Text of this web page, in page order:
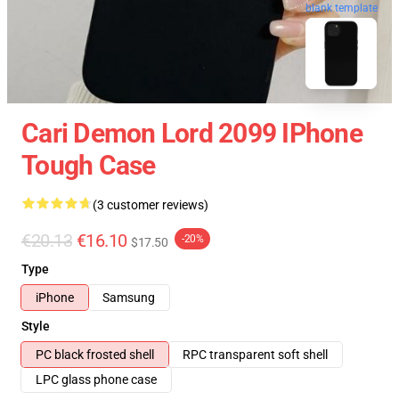
blank template
Cari Demon Lord 2099 IPhone
Tough Case
(3 customer reviews)
€20.13 €16.10 $17.50 -20%
Type
iPhone
Samsung
Style
PC black frosted shell
RPC transparent soft shell
LPC glass phone case